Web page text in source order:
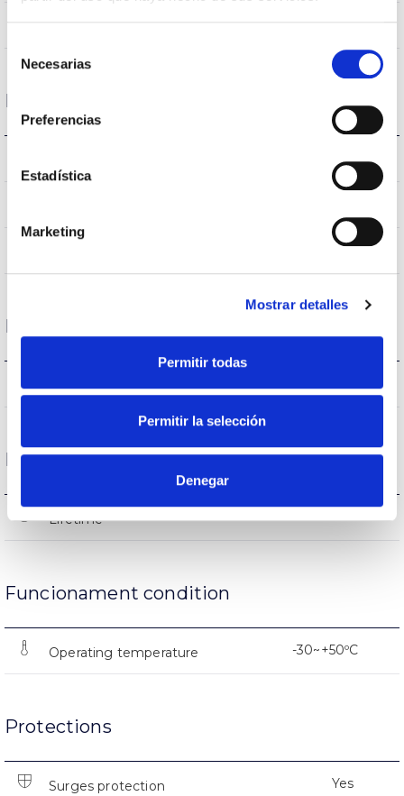
Necesarias
Preferencias
Estadística
Marketing
Mostrar detalles
Permitir todas
Permitir la selección
Denegar
Housing and Finish
AL iap
Performance
Flux (lm)
Life
Lifetime L90B10>100.000h
Funcionament condition
Operating temperature -30~+50ºC
Protections
Surges protection Yes